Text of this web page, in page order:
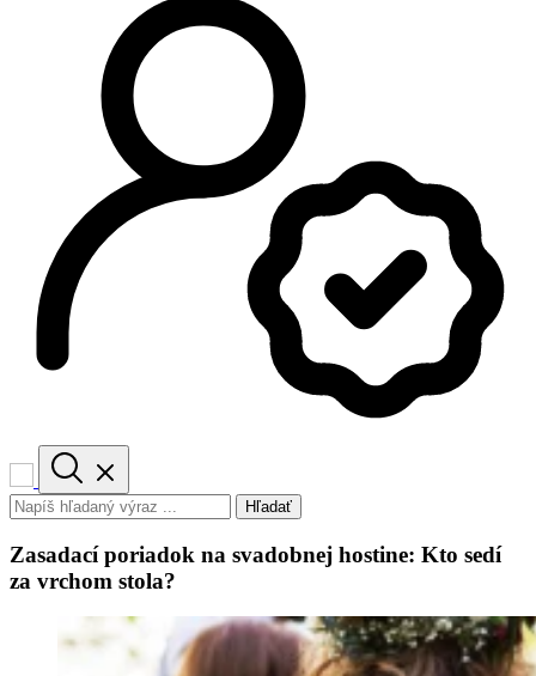
Hľadať
Zasadací poriadok na svadobnej hostine: Kto sedí
za vrchom stola?